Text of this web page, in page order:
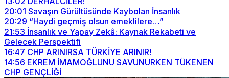
20:01 Savaşın Gürültüsünde Kaybolan İnsanlık
20:29 “Haydi geçmiş olsun emeklilere…”
21:53 İnsanlık ve Yapay Zekâ: Kaynak Rekabeti ve
Gelecek Perspektifi
16:47 CHP ARINIRSA TÜRKİYE ARINIR!
14:56 EKREM İMAMOĞLUNU SAVUNURKEN TÜKENEN
CHP GENÇLİĞİ